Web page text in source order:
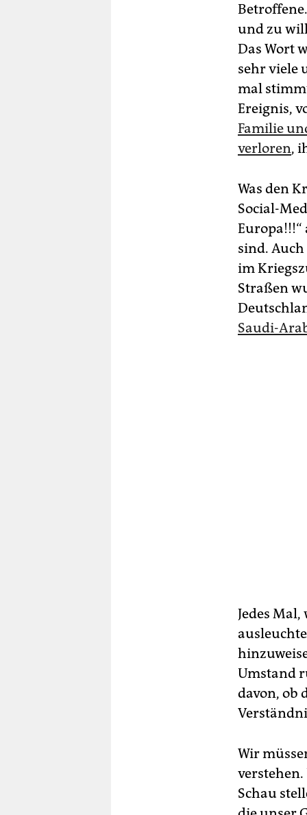
und zu
Das Wort
sehr viele
mal
Ereignis,
Familie
verloren,
Was den
Social-
sind.
im
Straßen
Saudi-
Jedes
Umstand
davon, ob
Wir
Schau